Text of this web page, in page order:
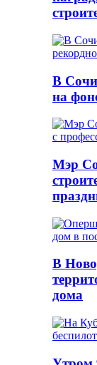
В Сочи
на
Мэр
В
дома